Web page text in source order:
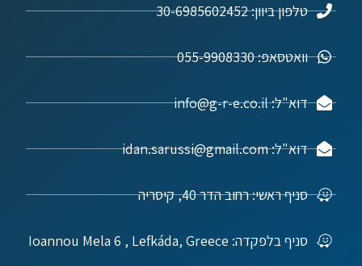
טלפון ביוון: 30-6985602452
וואטסאפ: 055-9908330
דוא"ל: info@g-r-e.co.il
דוא"ל: idan.sarussi@gmail.com
סניף ראשי: רחוב הדר 40, קיסריה
סניף בלפקדה: Ioannou Mela 6 , Lefkáda, Greece